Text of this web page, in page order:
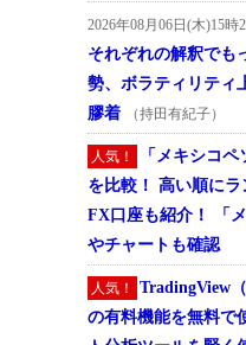
2026年08月06日(木)15時
それぞれの解釈でも
勢、ボラティリティ
膠着
（持田有紀子）
人気！
「メキシコ
を比較！ 高い順に
FX口座も紹介！ 「
やチャートも確認
人気！
TradingView
の有料機能を無料で